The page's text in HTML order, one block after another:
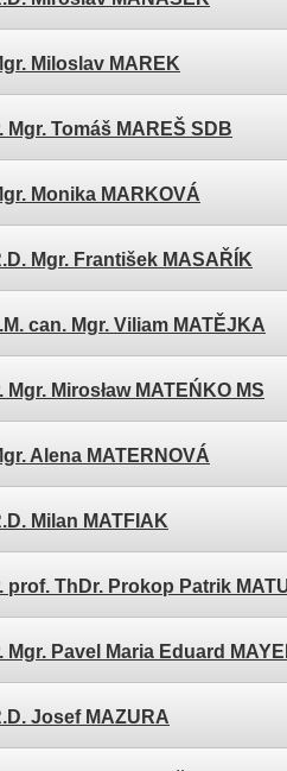
Miloslav MAREK
Mgr. Tomáš MAREŠ SDB
Monika MARKOVÁ
Mgr. František MASAŘÍK
can. Mgr. Viliam MATĚJKA
Mgr. Mirosław MATEŃKO MS
Alena MATERNOVÁ
Milan MATFIAK
prof. ThDr. Prokop Patrik
Mgr. Pavel Maria Eduard
Josef MAZURA